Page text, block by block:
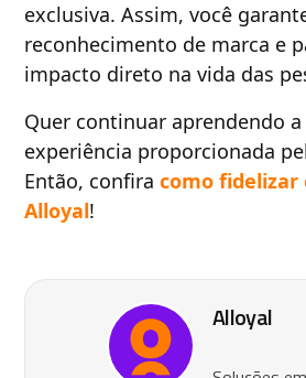
exclusiva. Assim, você
reconhecimento de marca e
impacto direto na vida das
Quer continuar aprendendo
experiência proporcionada
Então, confiracomo fidelizar
Alloyal!
Alloyal